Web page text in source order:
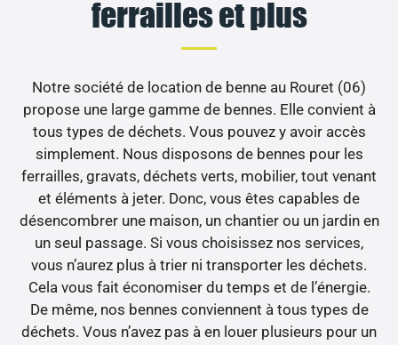
ferrailles et plus
Notre société de location de benne au Rouret (06)
propose une large gamme de bennes. Elle convient à
tous types de déchets. Vous pouvez y avoir accès
simplement. Nous disposons de bennes pour les
ferrailles, gravats, déchets verts, mobilier, tout venant
et éléments à jeter. Donc, vous êtes capables de
désencombrer une maison, un chantier ou un jardin en
un seul passage. Si vous choisissez nos services,
vous n’aurez plus à trier ni transporter les déchets.
Cela vous fait économiser du temps et de l’énergie.
De même, nos bennes conviennent à tous types de
déchets. Vous n’avez pas à en louer plusieurs pour un